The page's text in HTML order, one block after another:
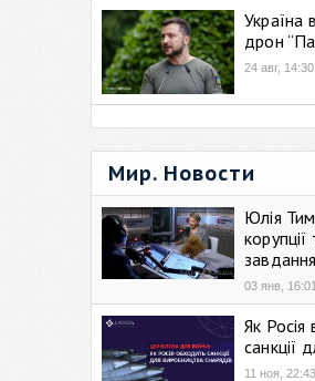
Україна
дрон
24 авг, 14:30
Мир. Новости
Юлія
03 янв, 16:01
Як
санкції
11 ноя, 22:43